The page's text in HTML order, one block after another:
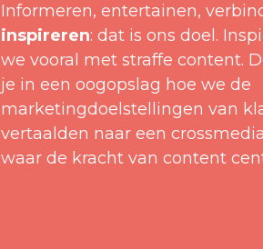
Informeren, entertainen,
inspireren: dat is ons doel.
we vooral met straffe content.
je in een oogopslag hoe we de
marketingdoelstellingen van
vertaalden naar een
waar de kracht van content